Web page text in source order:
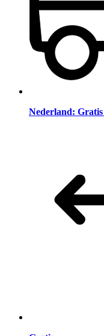
Nederland: